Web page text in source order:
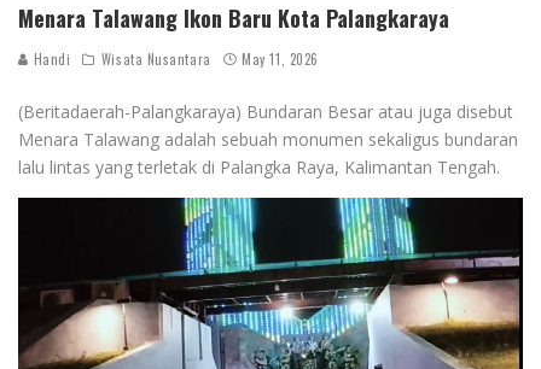
Menara Talawang Ikon Baru Kota Palangkaraya
Handi Wisata Nusantara May 11, 2026
(Beritadaerah-Palangkaraya) Bundaran Besar atau juga disebut
Menara Talawang adalah sebuah monumen sekaligus bundaran
lalu lintas yang terletak di Palangka Raya, Kalimantan Tengah.